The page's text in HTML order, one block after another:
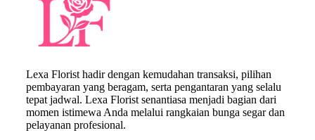
Lexa Florist hadir dengan kemudahan transaksi, pilihan
pembayaran yang beragam, serta pengantaran yang selalu
tepat jadwal. Lexa Florist senantiasa menjadi bagian dari
momen istimewa Anda melalui rangkaian bunga segar dan
pelayanan profesional.